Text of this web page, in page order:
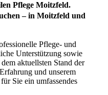
Pflege Moitzfeld.
– in Moitzfeld und
Pflege- und
Unterstützung sowie
aktuellsten Stand der
und unserem
Sie ein umfassendes